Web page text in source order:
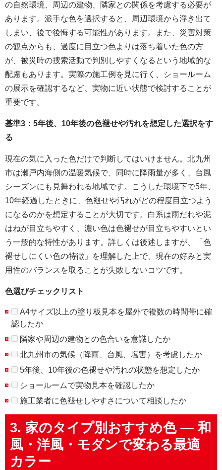
の自然環境、周辺の建物、隣家との関係を考慮する必要が
あります。派手な色を選択すると、周辺環境から浮き出て
しまい、後で後悔する可能性があります。また、災害対策
の観点からも、過度に目立つ色よりは落ち着いた色の方
が、被災時の捜索活動で判別しやすくなるという地域的な
配慮もあります。実際の施工例を見に行く、ショールーム
の展示を確認するなど、実物に近い状態で検討することが
重要です。
基準3：5年後、10年後の色褪せや汚れを想定した選択をす
る
現在の気に入った色だけで判断してはいけません。北九州
市は瀬戸内海側の温暖気候で、同時に降雨量が多く、台風
シーズンにも見舞われる地域です。こうした環境下で5年、
10年経過したときに、色褪せや汚れがどの程度目立つよう
になるのかを想定することが大切です。白系は雨だれや泥
はねが目立ちやすく、濃い色は色褪せが目立ちやすいとい
う一般的な特性があります。詳しくは後述しますが、「色
褪せしにくい色の特徴」を理解した上で、現在の好みと実
用性のバランスを取ることが失敗しないコツです。
色選びチェックリスト
A4サイズ以上の塗り板見本を屋外で複数の時間帯に確
認したか
隣家や周辺の建物との色合いを意識したか
北九州市の気候（降雨、台風、塩害）を考慮したか
5年後、10年後の色褪せや汚れの状態を想定したか
ショールームで実物見本を確認したか
施工業者に色褪せしやすさについて相談したか
3. 家のタイプ別おすすめ色 — 和
風・洋風・モダンで変わる最適
カラー